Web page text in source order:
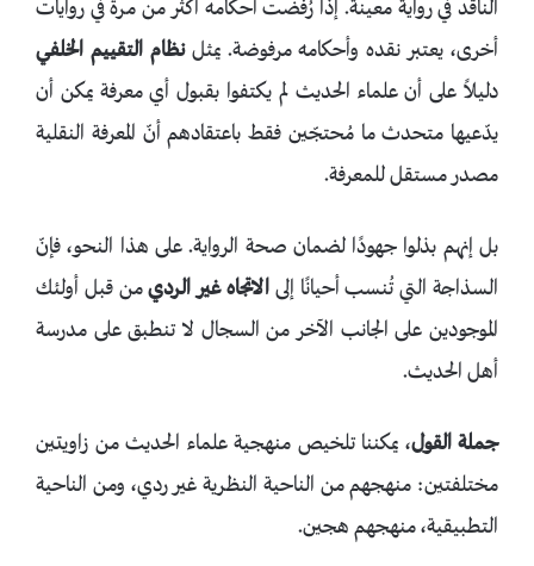
الناقد في رواية معينة. إذا رُفضت أحكامه أكثر من مرة في روايات
أخرى، يعتبر نقده وأحكامه مرفوضة. يمثلنظام التقييم الخلفي
دليلاً على أن علماء الحديث لم يكتفوا بقبول أي معرفة يمكن أن
يدّعيها متحدث ما مُحتجّين فقط باعتقادهم أنّ المعرفة النقلية
مصدر مستقل للمعرفة.
بل إنهم بذلوا جهودًا لضمان صحة الرواية. على هذا النحو، فإنّ
السذاجة التي تُنسب أحيانًا إلى الاتجاه غير الرديمن قبل أولئك
الموجودين على الجانب الآخر من السجال لا تنطبق على مدرسة
أهل الحديث.
جملة القول، يمكننا تلخيص منهجية علماء الحديث من زاويتين
مختلفتين: منهجهم من الناحية النظرية غير ردي، ومن الناحية
التطبيقية، منهجهم هجين.